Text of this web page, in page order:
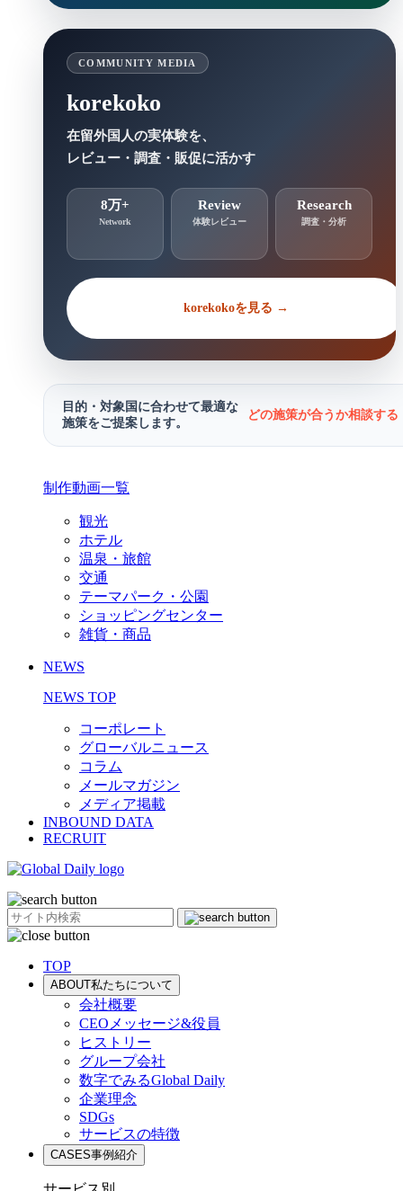
COMMUNITY MEDIA
korekoko
在留外国人の実体験を、
レビュー・調査・販促に活かす
8万+
Network
Review
体験レビュー
Research
調査・分析
korekokoを見る →
目的・対象国に合わせて最適な
施策をご提案します。
どの施策が合うか相談す
制作動画一覧
観光
ホテル
温泉・旅館
交通
テーマパーク・公園
ショッピングセンター
雑貨・商品
NEWS
NEWS TOP
コーポレート
グローバルニュース
コラム
メールマガジン
メディア掲載
INBOUND DATA
RECRUIT
TOP
ABOUT私たちについて
会社概要
CEOメッセージ&役員
ヒストリー
グループ会社
数字でみるGlobal Daily
企業理念
SDGs
サービスの特徴
CASES事例紹介